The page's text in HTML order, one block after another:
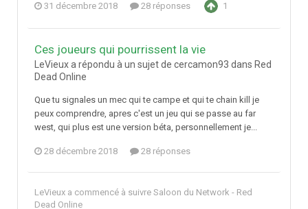
31 décembre 2018 28 réponses 1
Ces joueurs qui pourrissent la vie
LeVieux a répondu à un sujet de cercamon93 dans Red
Dead Online
Que tu signales un mec qui te campe et qui te chain kill je
peux comprendre, apres c'est un jeu qui se passe au far
west, qui plus est une version béta, personnellement je...
28 décembre 2018 28 réponses
LeVieux a commencé à suivre Saloon du Network - Red
Dead Online